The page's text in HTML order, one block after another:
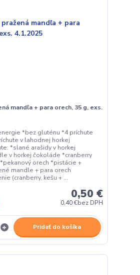
mandľa + para orech, 35 g, exs.
*bez gluténu *4 príchute
v lahodnej horkej
*slané arašidy v horkej
v horkej čokoláde *cranberry
orech *pistácie +
mandle + para orech
(cranberry, kešu + ...
0,50 €
0,40 €bez DPH
Pridať do košíka